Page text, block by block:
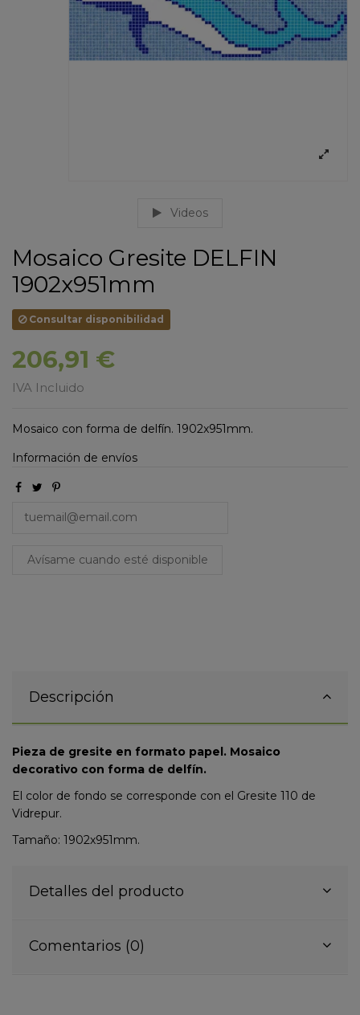
Videos
Mosaico Gresite DELFIN
1902x951mm
Consultar disponibilidad
206,91 €
IVA Incluido
Mosaico con forma de delfín. 1902x951mm.
Información de envíos
Descripción
Pieza de gresite en formato papel. Mosaico
decorativo con forma de delfín.
El color de fondo se corresponde con el Gresite 110 de
Vidrepur.
Tamaño: 1902x951mm.
Detalles del producto
Comentarios (0)